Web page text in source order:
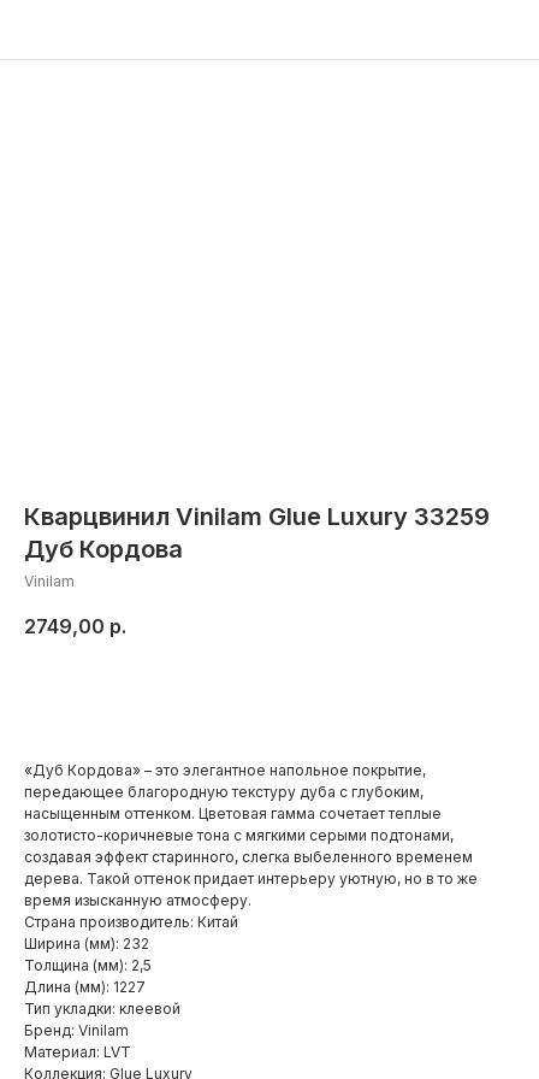
Кварцвинил Vinilam Glue Luxury 33259
Дуб Кордова
Vinilam
2749,00 р.
«Дуб Кордова» – это элегантное напольное покрытие,
передающее благородную текстуру дуба с глубоким,
насыщенным оттенком. Цветовая гамма сочетает теплые
золотисто-коричневые тона с мягкими серыми подтонами,
создавая эффект старинного, слегка выбеленного временем
дерева. Такой оттенок придает интерьеру уютную, но в то же
время изысканную атмосферу.
Страна производитель: Китай
Ширина (мм): 232
Толщина (мм): 2,5
Длина (мм): 1227
Тип укладки: клеевой
Бренд: Vinilam
Материал: LVT
Коллекция: Glue Luxury